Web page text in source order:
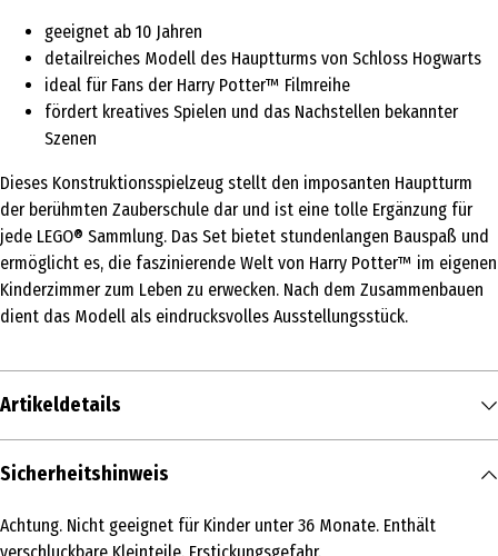
geeignet ab 10 Jahren
detailreiches Modell des Hauptturms von Schloss Hogwarts
ideal für Fans der Harry Potter™ Filmreihe
fördert kreatives Spielen und das Nachstellen bekannter
Szenen
Dieses Konstruktionsspielzeug stellt den imposanten Hauptturm
der berühmten Zauberschule dar und ist eine tolle Ergänzung für
jede LEGO® Sammlung. Das Set bietet stundenlangen Bauspaß und
ermöglicht es, die faszinierende Welt von Harry Potter™ im eigenen
Kinderzimmer zum Leben zu erwecken. Nach dem Zusammenbauen
dient das Modell als eindrucksvolles Ausstellungsstück.
Artikeldetails
Inhalt
Produkttyp
Sicherheitshinweis
Achtung. Nicht geeignet für Kinder unter 36 Monate. Enthält